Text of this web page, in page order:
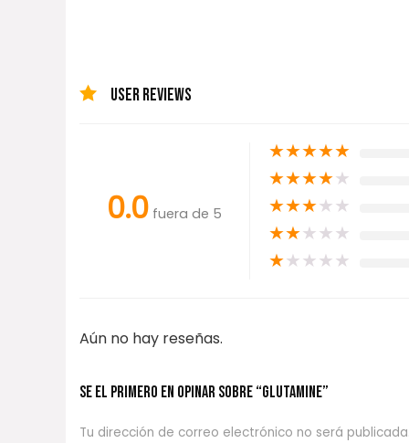
USER REVIEWS
0.0 fuera de 5
★★★★★
★★★★★
★★★★★
★★★★★
★★★★★
Aún no hay reseñas.
Se el primero en opinar sobre “GLUTAMINE”
Tu dirección de correo electrónico no será publicada.